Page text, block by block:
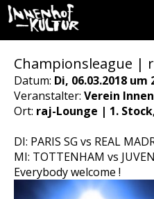
Championsleague |
Datum: Di, 06.03.2018 um
Veranstalter: Verein
Ort: raj-Lounge | 1.
DI: PARIS SG vs REAL
MI: TOTTENHAM vs
Everybody welcome !